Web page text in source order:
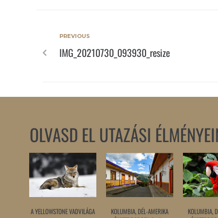
PREVIOUS
IMG_20210730_093930_resize
OLVASD EL UTAZÁSI
A YELLOWSTONE VADVILÁGA
KOLUMBIA, DÉL-AMERIKA
KOLUMBIA,